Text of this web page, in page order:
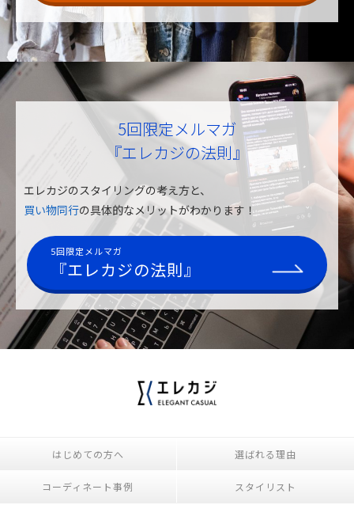
5回限定メルマガ
『エレカジの法則』
エレカジのスタイリングの考え方と、
買い物同行の具体的なメリットがわかります！
5回限定メルマガ
『エレカジの法則』
はじめての方へ 選ばれる理由
コーディネート事例 スタイリスト